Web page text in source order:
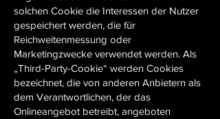
solchen Cookie die Interessen der Nutzer
gespeichert werden, die für
Reichweitenmessung oder
Marketingzwecke verwendet werden. Als
„Third-Party-Cookie“ werden Cookies
bezeichnet, die von anderen Anbietern als
dem Verantwortlichen, der das
Onlineangebot betreibt, angeboten